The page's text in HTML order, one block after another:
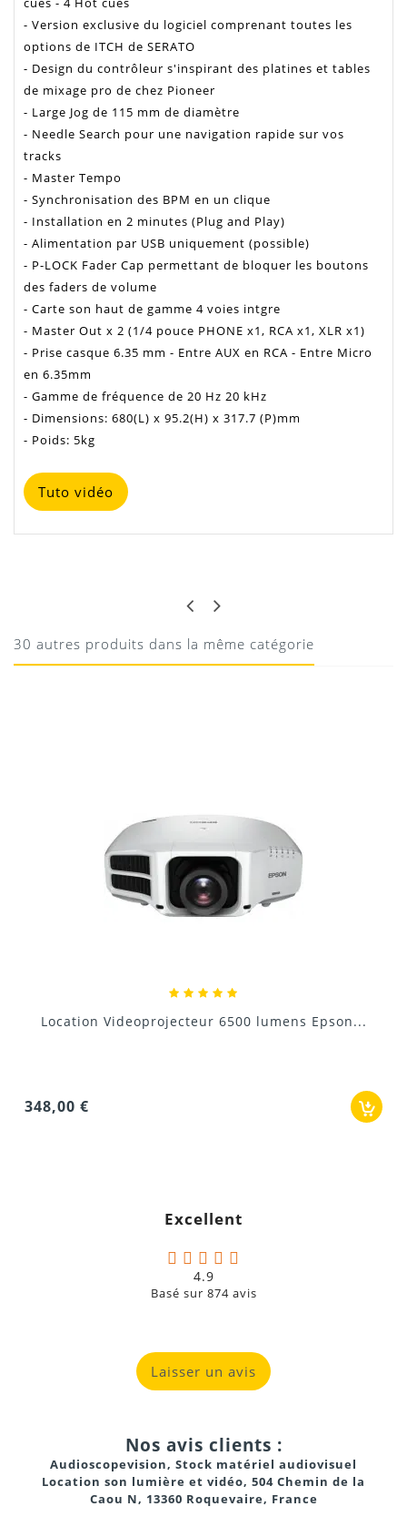
- Version exclusive du logiciel comprenant toutes les
options de ITCH de SERATO
- Design du contrôleur s'inspirant des platines et tables
de mixage pro de chez Pioneer
- Large Jog de 115 mm de diamètre
- Needle Search pour une navigation rapide sur vos
tracks
- Master Tempo
- Synchronisation des BPM en un clique
- Installation en 2 minutes (Plug and Play)
- Alimentation par USB uniquement (possible)
- P-LOCK Fader Cap permettant de bloquer les boutons
des faders de volume
- Carte son haut de gamme 4 voies intgre
- Master Out x 2 (1/4 pouce PHONE x1, RCA x1, XLR x1)
- Prise casque 6.35 mm - Entre AUX en RCA - Entre Micro
en 6.35mm
- Gamme de fréquence de 20 Hz 20 kHz
- Dimensions: 680(L) x 95.2(H) x 317.7 (P)mm
- Poids: 5kg
Tuto vidéo
Serato DJ
Plug and Play
Bonne ergonomie, beaucoup de possibilités créatives
les commandes sont claires espacées juste ce qu'il me
Donnez votre avis !
30 autres produits dans la même catégorie
Excellent
4.9
Basé sur 874avis
Laisser un avis
Nos avis clients :
Audioscopevision, Stock matériel audiovisuel
Location son lumière et vidéo, 504 Chemin de la
Caou N, 13360 Roquevaire, France